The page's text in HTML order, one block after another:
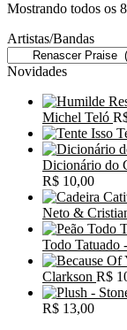
Mostrando todos os
Artistas/Bandas
Novidades
Michel Teló
Dicionário do
R$ 10,00
Neto &
Todo Tatuado
Clarkson R$
R$ 13,00